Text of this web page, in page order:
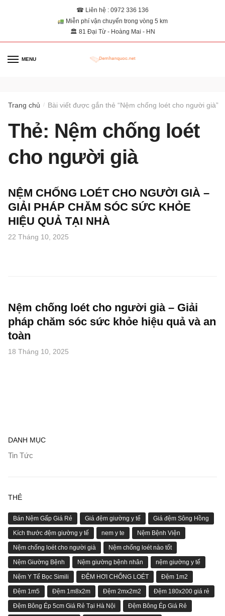
☎ Liên hệ : 0972 336 136
Miễn phí vận chuyển trong vòng 5 km
🏛 81 Đại Từ - Hoàng Mai - HN
MENU
Trang chủ / Bài viết được gắn thẻ “Nệm chống loét cho người già”
Thẻ: Nệm chống loét
cho người già
NỆM CHỐNG LOÉT CHO NGƯỜI GIÀ –
GIẢI PHÁP CHĂM SÓC SỨC KHỎE
HIỆU QUẢ TẠI NHÀ
22 Tháng 10, 2025
Nệm chống loét cho người già – Giải
pháp chăm sóc sức khỏe hiệu quả và an
toàn
18 Tháng 10, 2025
DANH MỤC
Tin Tức
THẺ
Bán Nệm Gấp Giá Rẻ Giá đệm giường y tế Giá đệm Sông Hồng
Kích thước đệm giường y tế nem y te Nệm Bệnh Viện
Nệm chống loét cho người già Nệm chống loét nào tốt
Nệm Giường Bệnh Nệm giường bệnh nhân nệm giường y tế
Nệm Y Tế Bọc Simili ĐỆM HƠI CHỐNG LOÉT Đệm 1m2
Đệm 1m5 Đệm 1m8x2m Đệm 2mx2m2 Đệm 180x200 giá rẻ
Đệm Bông Ép 5cm Giá Rẻ Tại Hà Nội Đệm Bông Ép Giá Rẻ